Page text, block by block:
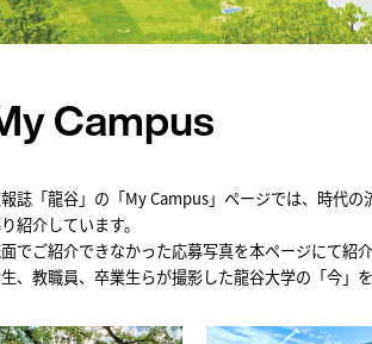
Campus
誌「龍谷」の「My Campus」ページでは、時代
紹介しています。
でご紹介できなかった応募写真を本ページにて紹介
、教職員、卒業生らが撮影した龍谷大学の「今」